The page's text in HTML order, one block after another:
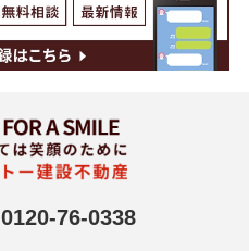
0120-76-0338